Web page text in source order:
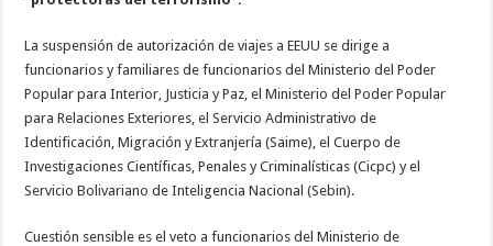
La suspensión de autorización de viajes a EEUU se dirige a
funcionarios y familiares de funcionarios del Ministerio del Poder
Popular para Interior, Justicia y Paz, el Ministerio del Poder Popular
para Relaciones Exteriores, el Servicio Administrativo de
Identificación, Migración y Extranjería (Saime), el Cuerpo de
Investigaciones Científicas, Penales y Criminalísticas (Cicpc) y el
Servicio Bolivariano de Inteligencia Nacional (Sebin).
Cuestión sensible es el veto a funcionarios del Ministerio de